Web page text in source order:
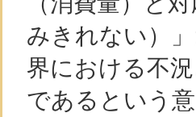
みきれない）
界における不
であるという